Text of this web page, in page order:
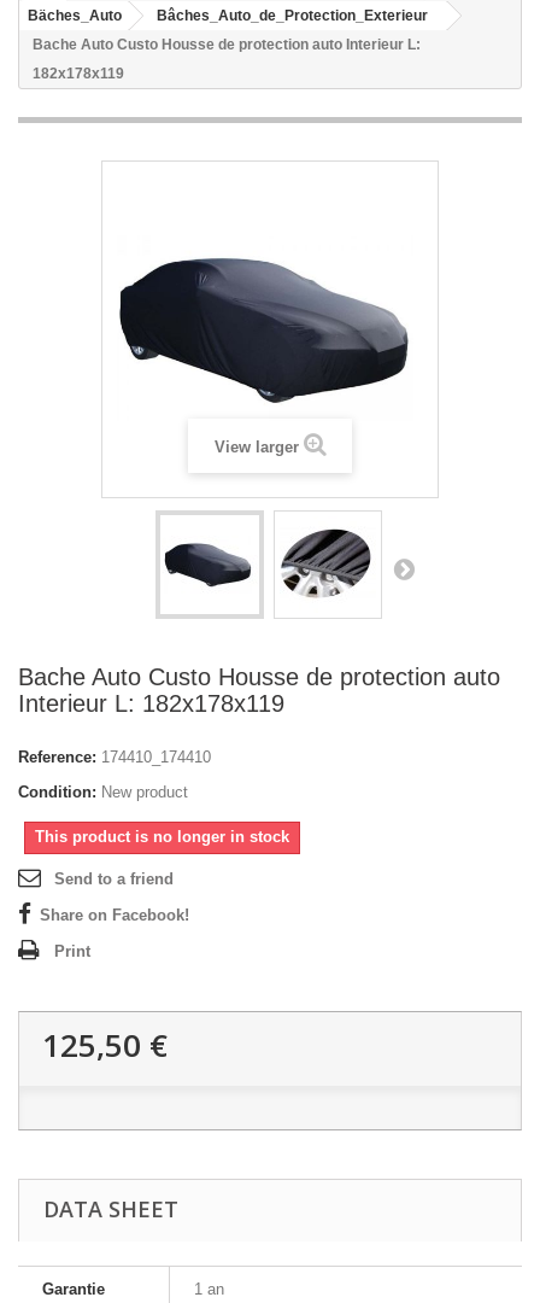
Bäches_Auto
Bâches_Auto_de_Protection_Exterieur
Bache Auto Custo Housse de protection auto Interieur L:
182x178x119
View larger
Bache Auto Custo Housse de protection auto
Interieur L: 182x178x119
Reference: 174410_174410
Condition: New product
This product is no longer in stock
Send to a friend
Share on Facebook!
Print
125,50 €
DATA SHEET
Garantie 1 an